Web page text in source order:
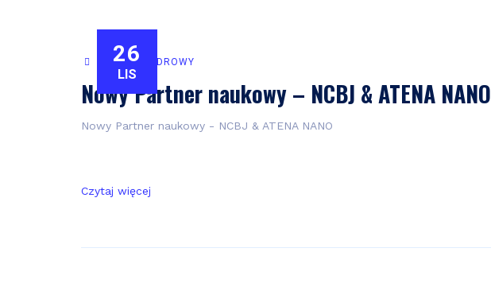
26
LIS
SEKTOR JĄDROWY
Nowy Partner naukowy – NCBJ & ATENA NANO
Nowy Partner naukowy - NCBJ & ATENA NANO
Czytaj więcej